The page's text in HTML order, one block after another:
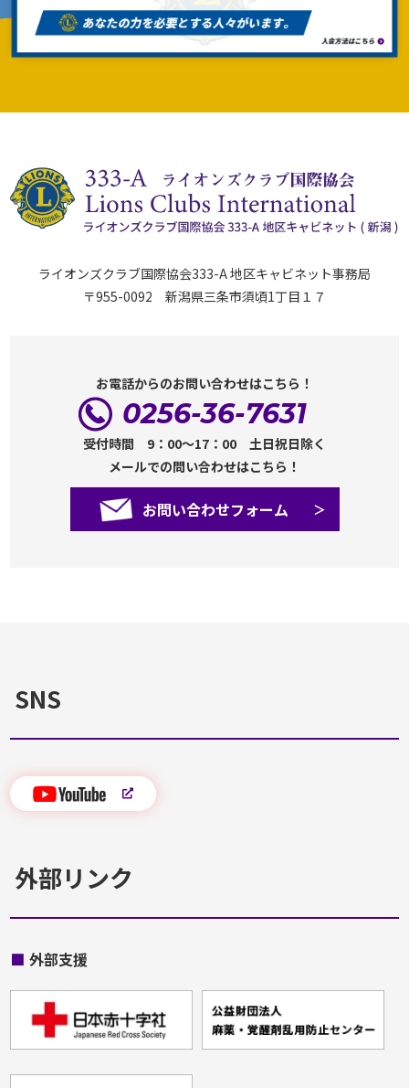
ライオンズクラブ国際協会333-A 地区キャビネット事務局
〒955-0092 新潟県三条市須頃1丁目１７
お電話からのお問い合わせはこちら！
0256-36-7631
受付時間 9：00～17：00 土日祝日除く
メールでの問い合わせはこちら！
お問い合わせフォーム
SNS
外部リンク
■ 外部支援